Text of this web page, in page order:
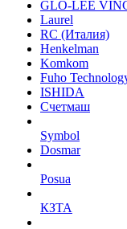
GLO-LEE
Laurel
RC (Италия)
Henkelman
Komkom
Fuho
ISHIDA
Счетмаш
Symbol
Dosmar
Posua
КЗТА